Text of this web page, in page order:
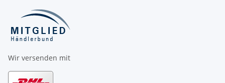
Wir versenden mit